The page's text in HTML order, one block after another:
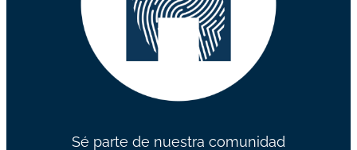
Sé parte de nuestra comunidad